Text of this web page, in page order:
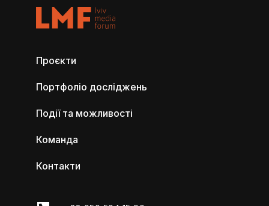
Проєкти
Портфоліо досліджень
Події та можливості
Команда
Контакти